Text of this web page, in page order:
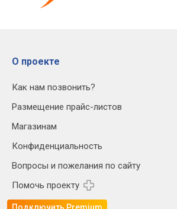
О проекте
Как нам позвонить?
Размещение прайс-листов
Магазинам
Конфиденциальность
Вопросы и пожелания по сайту
Помочь проекту